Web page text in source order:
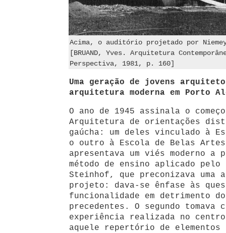
Acima, o auditório projetado por
[BRUAND, Yves. Arquitetura
Perspectiva, 1981, p. 160]
Uma geração de jovens
arquitetura moderna em Porto
O ano de 1945 assinala o
Arquitetura de orientações
gaúcha: um deles vinculado à
o outro à Escola de Belas
apresentava um viés moderno
método de ensino aplicado pelo
Steinhof, que preconizava uma
projeto: dava-se ênfase às
funcionalidade em detrimento
precedentes. O segundo tomava
experiência realizada no
aquele repertório de